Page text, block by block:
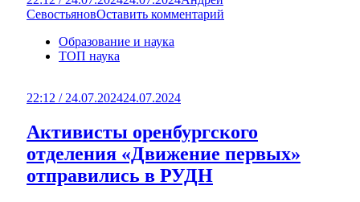
СевостьяновОставить комментарий
Образование и наука
ТОП наука
22:12 / 24.07.202424.07.2024
Активисты оренбургского
отделения «Движение первых»
отправились в РУДН